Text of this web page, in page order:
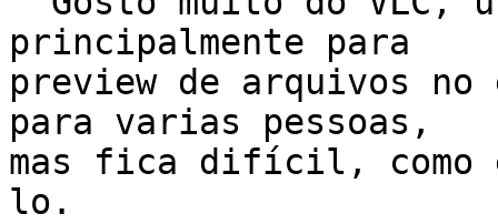
principalmente para
preview de arquivos no
para varias pessoas,
mas fica difícil, como
lo.